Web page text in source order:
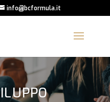
info@bcformula.it